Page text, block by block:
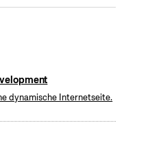
dynamische Internetseite.